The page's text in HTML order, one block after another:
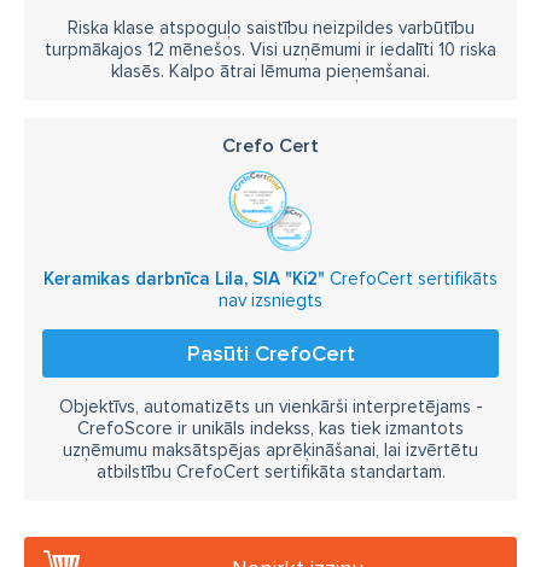
Riska klase atspoguļo saistību neizpildes varbūtību
turpmākajos 12 mēnešos. Visi uzņēmumi ir iedalīti 10 riska
klasēs. Kalpo ātrai lēmuma pieņemšanai.
Crefo Cert
Keramikas darbnīca Lila, SIA "Ki2" CrefoCert sertifikāts
nav izsniegts
Pasūti CrefoCert
Objektīvs, automatizēts un vienkārši interpretējams -
CrefoScore ir unikāls indekss, kas tiek izmantots
uzņēmumu maksātspējas aprēķināšanai, lai izvērtētu
atbilstību CrefoCert sertifikāta standartam.